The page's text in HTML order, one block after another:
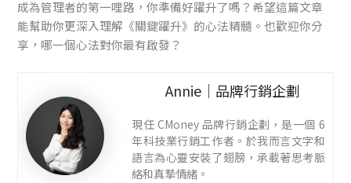
成為管理者的第一哩路，你準備好躍升了嗎？希望這篇文章
能幫助你更深入理解《關鍵躍升》的心法精髓。也歡迎你分
享，哪一個心法對你最有啟發？
Annie｜品牌行銷企劃
現任 CMoney 品牌行銷企劃，是一個 6
年科技業行銷工作者。於我而言文字和
語言為心靈安裝了翅膀，承載著思考脈
絡和真摯情緒。